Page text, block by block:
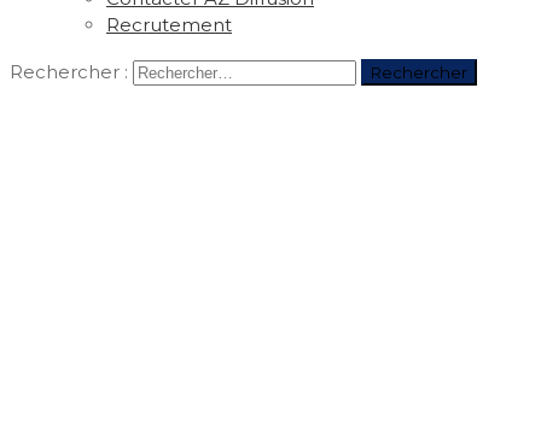
Recrutement
Rechercher :